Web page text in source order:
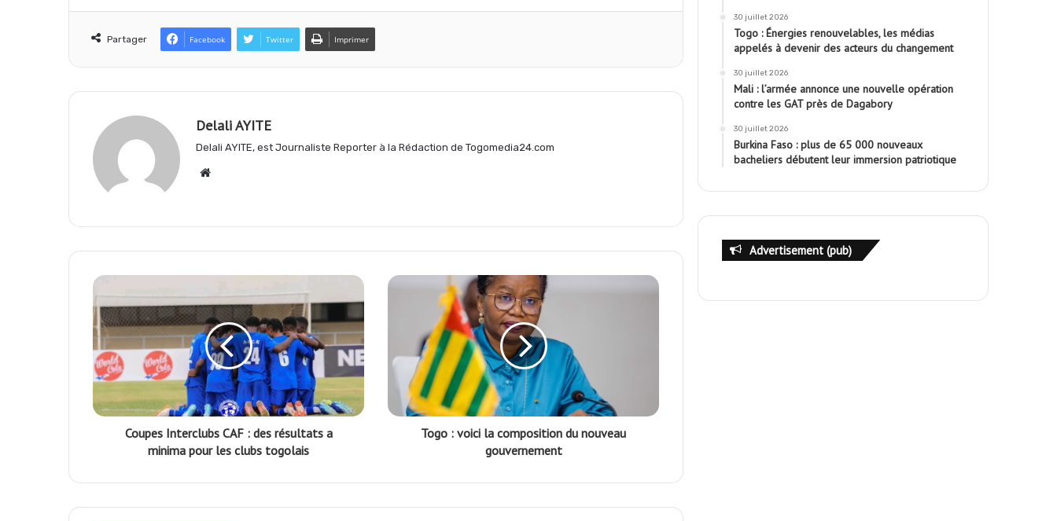
o
s
p
g
a
a
e
Partager Facebook Twitter Imprimer
Delali AYITE
Delali AYITE, est Journaliste Reporter à la Rédaction de Togomedia24.com
Website
Coupes Interclubs CAF : des résultats a
minima pour les clubs togolais
Togo : voici la composition du nouveau
gouvernement
30 juillet 2026
Togo : Énergies renouvelables, les médias
appelés à devenir des acteurs du changement
30 juillet 2026
Mali : l’armée annonce une nouvelle opération
contre les GAT près de Dagabory
30 juillet 2026
Burkina Faso : plus de 65 000 nouveaux
bacheliers débutent leur immersion patriotique
Advertisement (pub)